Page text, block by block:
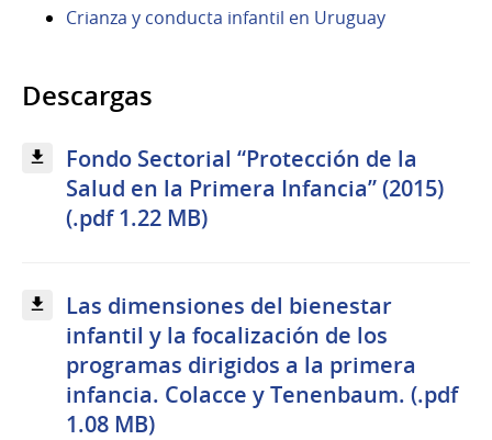
Crianza y conducta infantil en Uruguay
Descargas
Fondo Sectorial “Protección de la
Salud en la Primera Infancia” (2015)
(.pdf 1.22 MB)
Las dimensiones del bienestar
infantil y la focalización de los
programas dirigidos a la primera
infancia. Colacce y Tenenbaum. (.pdf
1.08 MB)